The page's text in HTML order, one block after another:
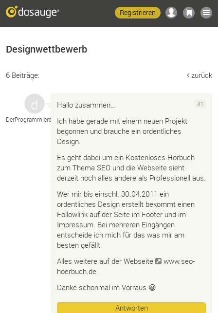
Registrieren
Designwettbewerb
6 Beiträge: zurück
DerProgrammierer78
#1
Hallo zusammen…
Ich habe gerade mit einem neuen Projekt
begonnen und brauche ein ordentliches
Design.
Es geht dabei um ein Kostenloses Hörbuch
zum Thema SEO und die Webseite sieht
derzeit noch alles andere als Professionell aus.
Wer mir bis einschl. 30.04.2011 ein
ordentliches Design erstellt bekommt einen
Followlink auf der Seite im Footer und im
Impressum. Bei mehreren Eingängen
entscheide ich mich für das was mir am
besten gefällt.
Alles weitere auf der Webseite
www.seo-
hoerbuch.de.
Danke schonmal im Vorraus 😀
Antworten